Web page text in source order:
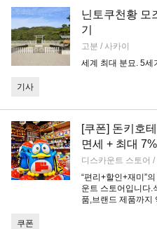
닌토쿠천황 모
기
고분 / 사카이
세계 최대 분묘. 5세
기사
[쿠폰] 돈키호
면세 + 최대 7%
디스카운트 스토어 /
“편리+할인+재미”
운트 스토어입니다.
품,브랜드 제품까지
쿠폰